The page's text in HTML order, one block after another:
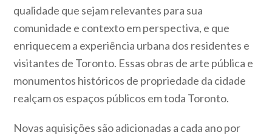
qualidade que sejam relevantes para sua
comunidade e contexto em perspectiva, e que
enriquecem a experiência urbana dos residentes e
visitantes de Toronto. Essas obras de arte pública e
monumentos históricos de propriedade da cidade
realçam os espaços públicos em toda Toronto.
Novas aquisições são adicionadas a cada ano por